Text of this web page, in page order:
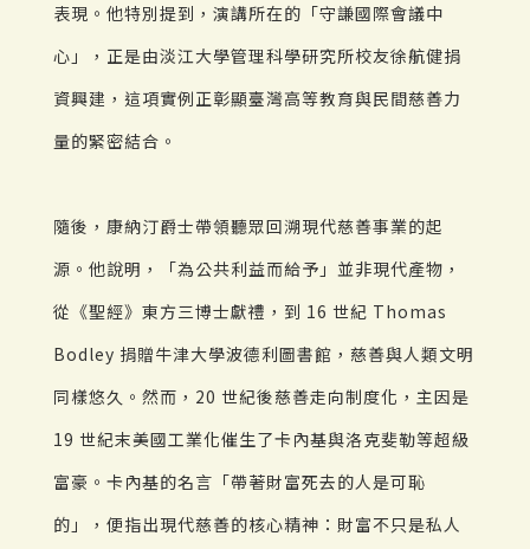
表現。他特別提到，演講所在的「守謙國際會議中
心」，正是由淡江大學管理科學研究所校友徐航健捐
資興建，這項實例正彰顯臺灣高等教育與民間慈善力
量的緊密結合。
隨後，康納汀爵士帶領聽眾回溯現代慈善事業的起
源。他說明，「為公共利益而給予」並非現代產物，
從《聖經》東方三博士獻禮，到 16 世紀 Thomas
Bodley 捐贈牛津大學波德利圖書館，慈善與人類文明
同樣悠久。然而，20 世紀後慈善走向制度化，主因是
19 世紀末美國工業化催生了卡內基與洛克斐勒等超級
富豪。卡內基的名言「帶著財富死去的人是可恥
的」，便指出現代慈善的核心精神：財富不只是私人